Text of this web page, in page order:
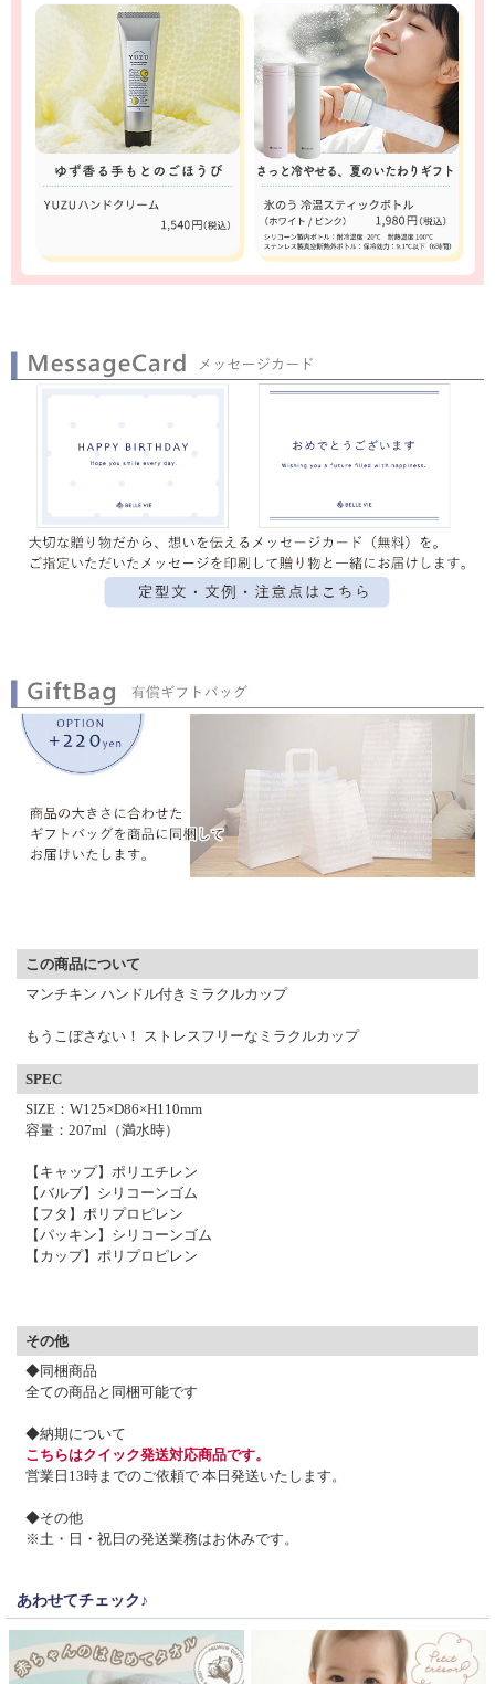
この商品について
マンチキン ハンドル付きミラクルカップ
もうこぼさない！ ストレスフリーなミラクルカップ
SPEC
SIZE：W125×D86×H110mm
容量：207ml（満水時）
【キャップ】ポリエチレン
【バルブ】シリコーンゴム
【フタ】ポリプロピレン
【パッキン】シリコーンゴム
【カップ】ポリプロピレン
その他
◆同梱商品
全ての商品と同梱可能です
◆納期について
こちらはクイック発送対応商品です。
営業日13時までのご依頼で 本日発送いたします。
◆その他
※土・日・祝日の発送業務はお休みです。
あわせてチェック♪